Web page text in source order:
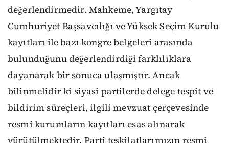
değerlendirmedir. Mahkeme, Yargıtay
Cumhuriyet Başsavcılığı ve Yüksek Seçim Kurulu
kayıtları ile bazı kongre belgeleri arasında
bulunduğunu değerlendirdiği farklılıklara
dayanarak bir sonuca ulaşmıştır. Ancak
bilinmelidir ki siyasi partilerde delege tespit ve
bildirim süreçleri, ilgili mevzuat çerçevesinde
resmi kurumların kayıtları esas alınarak
yürütülmektedir. Parti teşkilatlarımızın resmi